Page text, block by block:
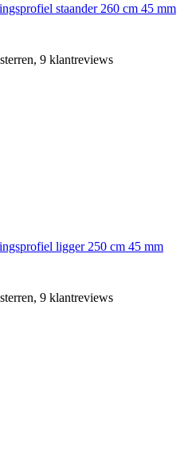
staander 260 cm 45 mm
9 klantreviews
ligger 250 cm 45 mm
9 klantreviews